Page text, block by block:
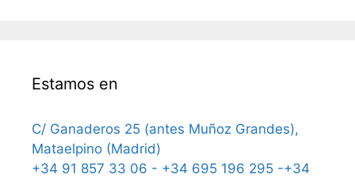
Estamos en
C/ Ganaderos 25 (antes Muñoz Grandes),
Mataelpino (Madrid)
+34 91 857 33 06 - +34 695 196 295 -+34